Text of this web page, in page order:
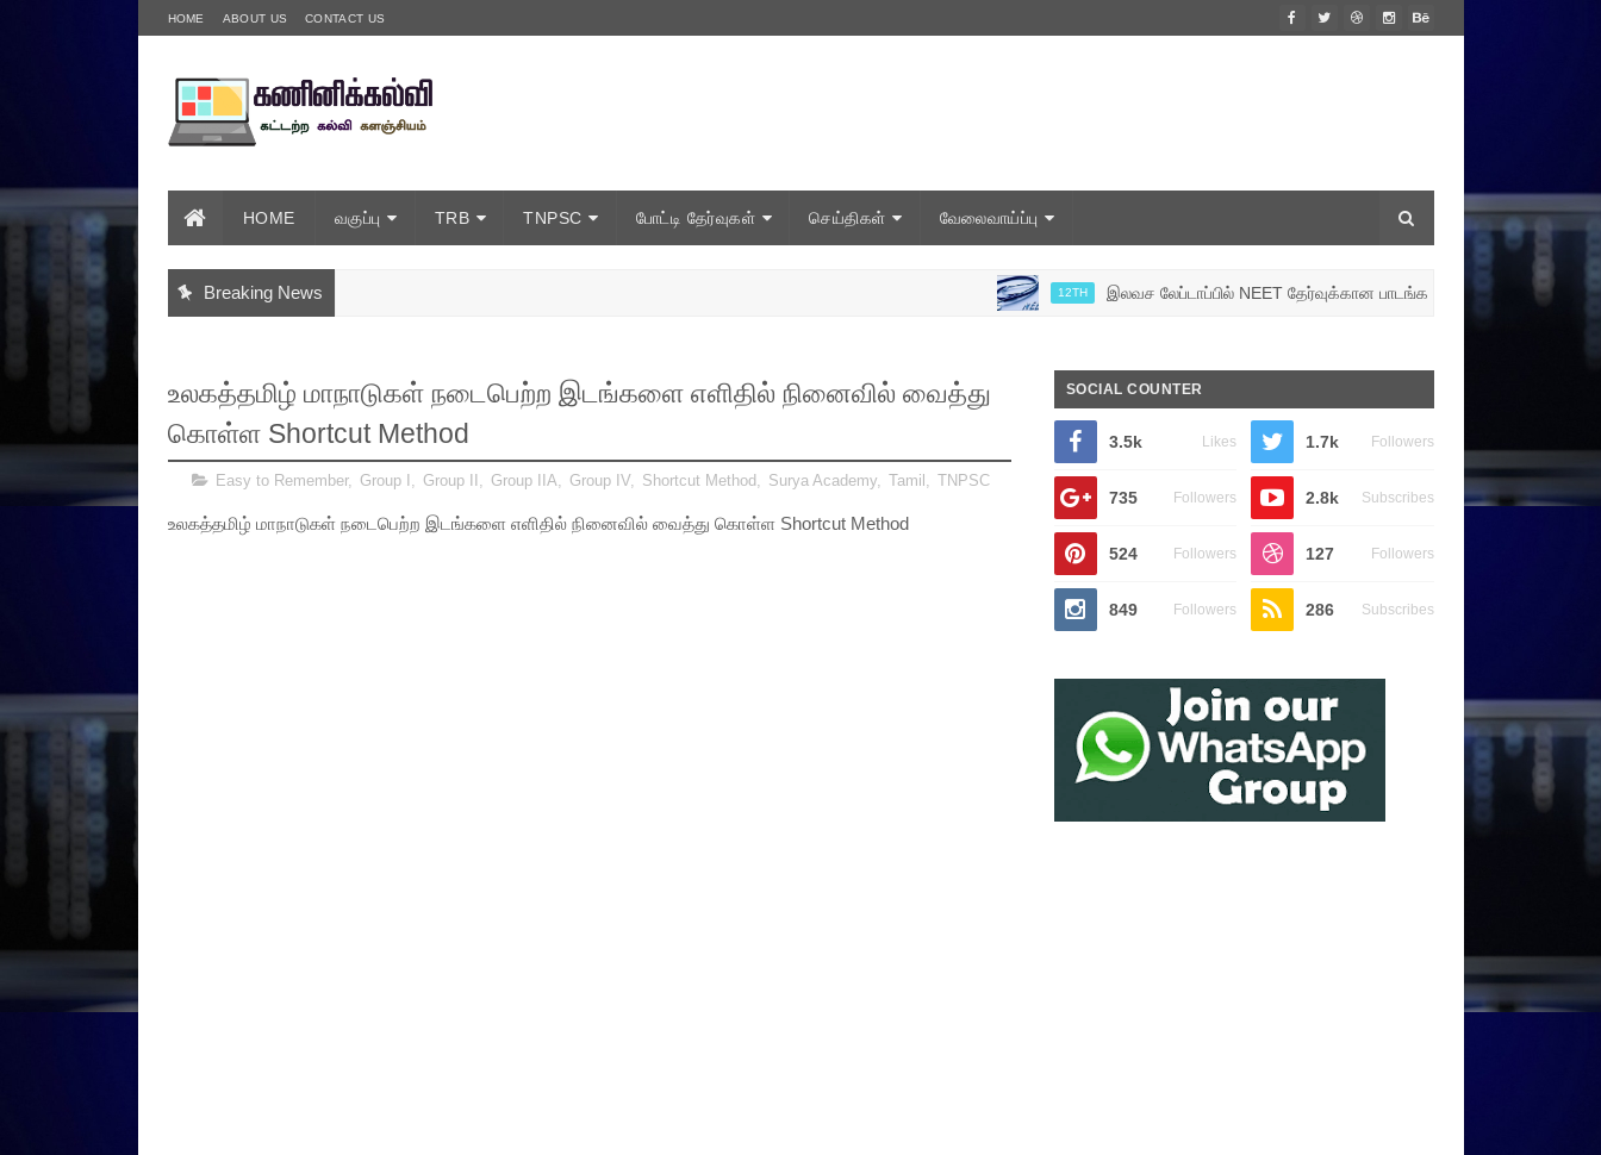
HOME ABOUT US CONTACT US
HOME வகுப்பு TRB TNPSC போட்டி தேர்வுகள் செய்திகள் வேலைவாய்ப்பு
Breaking News 12TH இலவச லேப்டாப்பில் NEET தேர்வுக்கான பாடங்களை வழங்க, பள்ளிக் கல்வித் துறை
உலகத்தமிழ் மாநாடுகள் நடைபெற்ற இடங்களை எளிதில் நினைவில் வைத்து
கொள்ள Shortcut Method
Easy to Remember, Group I , Group II , Group IIA, Group IV, Shortcut Method , Surya Academy, Tamil , TNPSC
உலகத்தமிழ் மாநாடுகள் நடைபெற்ற இடங்களை எளிதில் நினைவில் வைத்து கொள்ள Shortcut Method
SOCIAL COUNTER
3.5k Likes 1.7k Followers
735 Followers 2.8k Subscribes
524 Followers 127 Followers
849 Followers 286 Subscribes